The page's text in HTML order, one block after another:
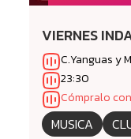
VIERNES
C.Yanguas y
23:30
Cómpralo
MUSICA